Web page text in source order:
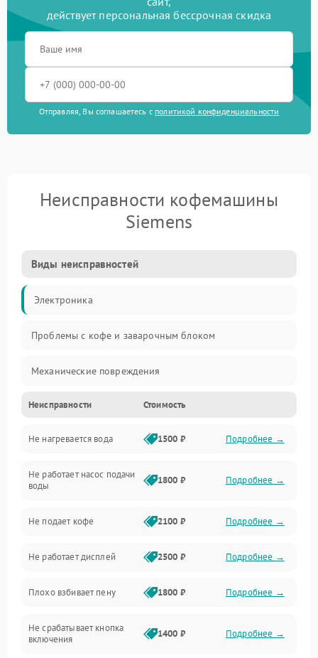
действует персональная бессрочная скидка
Отправляя, Вы соглашаетесь с политикой конфиденциальности
Неисправности кофемашины
Siemens
Виды неисправностей
Электроника
Проблемы с кофе и заварочным блоком
Механические повреждения
Прочие неисправности
Включение и работа
Проблемы с водой
Проблемы с капучинатором и паром
Управление и электроника
Программное обеспечение
Неисправности Стоимость
Не нагревается вода 1500 ₽ Подробнее →
Не работает насос подачи
воды
1800 ₽ Подробнее →
Не подает кофе 2100 ₽ Подробнее →
Не работает дисплей 2500 ₽ Подробнее →
Плохо взбивает пену 1800 ₽ Подробнее →
Не срабатывает кнопка
включения
1400 ₽ Подробнее →